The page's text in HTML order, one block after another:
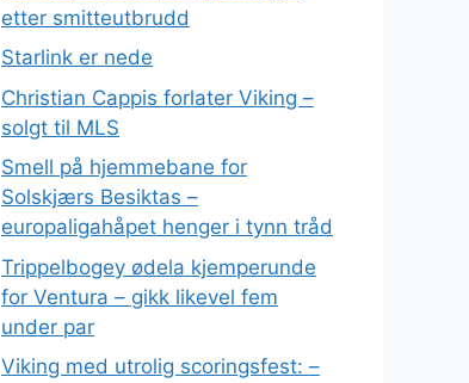
etter smitteutbrudd
Starlink er nede
Christian Cappis forlater Viking –
solgt til MLS
Smell på hjemmebane for
Solskjærs Besiktas –
europaligahåpet henger i tynn tråd
Trippelbogey ødela kjemperunde
for Ventura – gikk likevel fem
under par
Viking med utrolig scoringsfest: –